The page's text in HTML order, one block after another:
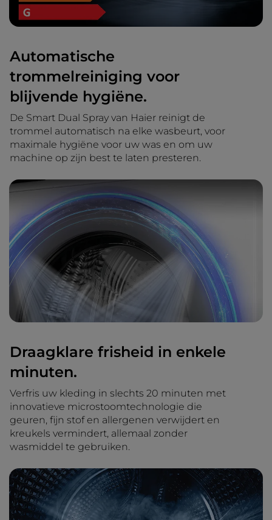
Automatische
trommelreiniging voor
blijvende hygiëne.
De Smart Dual Spray van Haier reinigt de
trommel automatisch na elke wasbeurt, voor
maximale hygiëne voor uw was en om uw
machine op zijn best te laten presteren.
Draagklare frisheid in enkele
minuten.
Verfris uw kleding in slechts 20 minuten met
innovatieve microstoomtechnologie die
geuren, fijn stof en allergenen verwijdert en
kreukels vermindert, allemaal zonder
wasmiddel te gebruiken.